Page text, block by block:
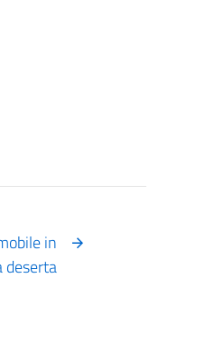
in
deserta